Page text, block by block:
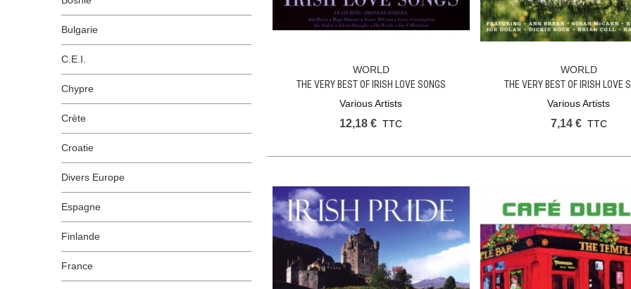
Bulgarie
C.E.I.
Chypre
Crète
Croatie
Divers Europe
Espagne
Finlande
France
Ajouter Au Panier
WORLD
THE VERY BEST OF IRISH LOVE SONGS
Various Artists
12,18 € TTC
Ajouter Au Panier
WORLD
THE VERY BEST OF IRISH LOVE
Various Artists
7,14 € TTC